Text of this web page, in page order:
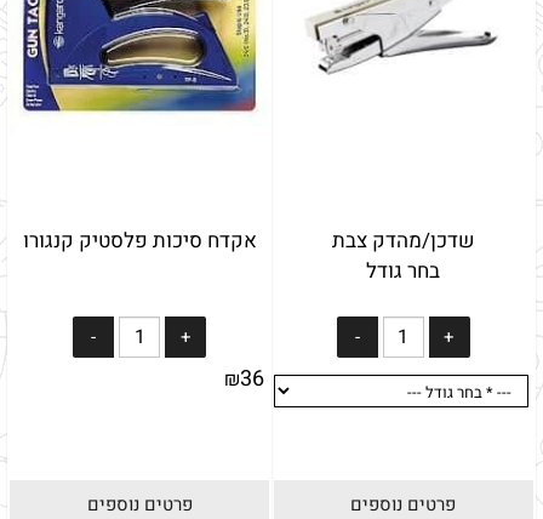
שדכן/מהדק צבת
בחר גודל
פרטים נוספים
אקדח סיכות פלסטיק קנגורו
₪36
פרטים נוספים